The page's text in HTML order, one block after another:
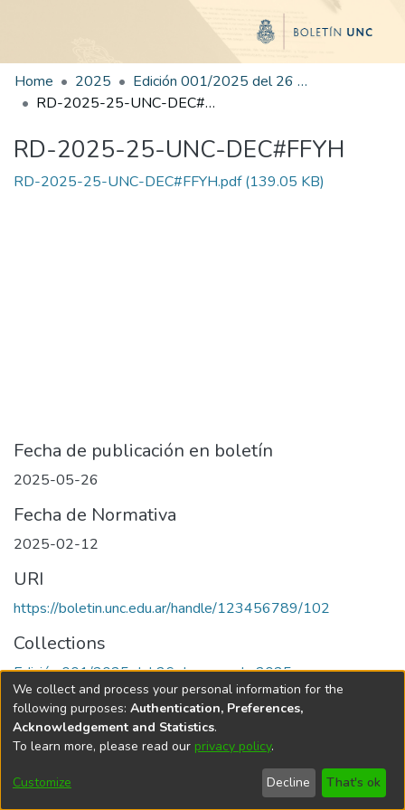
Home 2025
Edición 001/2025 del 26 de mayo de 2025
RD-2025-25-UNC-DEC#FFYH
RD-2025-25-UNC-DEC#FFYH
RD-2025-25-UNC-DEC#FFYH.pdf(139.05 KB)
Fecha de publicación en boletín
2025-05-26
Fecha de Normativa
2025-02-12
URI
https://boletin.unc.edu.ar/handle/123456789/102
Collections
Edición 001/2025 del 26 de mayo de 2025
Universidad Nacional de Córdoba
We collect and process your personal information for the
following purposes: Authentication, Preferences,
Acknowledgement and Statistics.
To learn more, please read our privacy policy.
Customize Decline That's ok